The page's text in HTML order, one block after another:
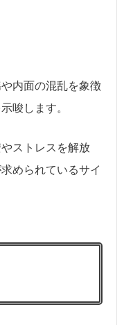
内面の混乱を象徴
唆します。
ストレスを解放
められているサイ